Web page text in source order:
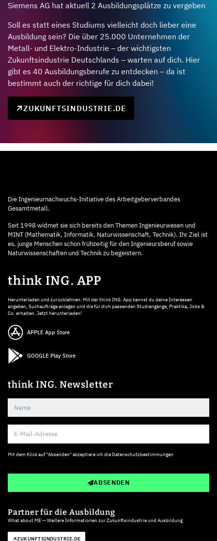
Siemens AG hat aktuell 2 Ausbildungsplätze zu vergeben
Soll es statt eines Studiums vielleicht doch lieber eine
Ausbildung sein? Die über 25.000 Unternehmen der
Metall- und Elektro-Industrie – der wichtigsten
Zukunftsindustrie Deutschlands – warten auf dich. Hier
gibt es 40 Ausbildungsberufe zu entdecken – da ist
bestimmt auch der richtige für dich dabei!
ZUKUNFTSINDUSTRIE.DE
Die Ingenieurnachwuchs-Initiative des Arbeitgeberverbandes
Gesamtmetall.
Seit 1998 widmet sie sich bereits den Themen Ingenieurwesen und
MINT (Mathematik, Informatik, Naturwissenschaft, Technik). Ihr Ziel ist
es, junge Menschen schon frühzeitig für den Ingenieursberuf sowie
Naturwissenschaften und Technik zu begeistern.
think ING. APP
Herunterladen und zurücklehnen: Mit der think ING. App kannst du deine Interessen
angeben, Suchaufträge anlegen und die für dich passenden Studiengänge, Praktika, Jobs &
Co. erhalten. Jetzt herunterladen!
APPLE App Store
GOOGLE Play Store
think ING. Newsletter
Mit dem Klick auf "Absenden" akzeptiere ich die Datenschutzbestimmungen
ABSENDEN
Partner für die Ausbildung
What about ME — Weitere Informationen zur Zukunftsindustrie und Ausbildung
ZUKUNFTSINDUSTRIE.DE